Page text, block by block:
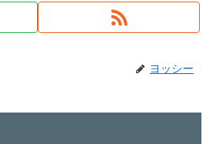
ヨッシー